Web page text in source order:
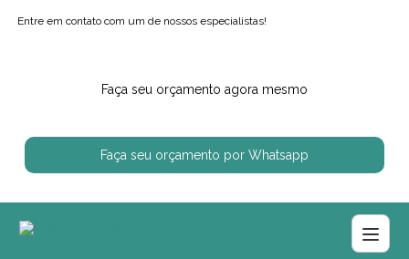
Entre em contato com um de nossos especialistas!
Faça seu orçamento agora mesmo
Faça seu orçamento por Whatsapp